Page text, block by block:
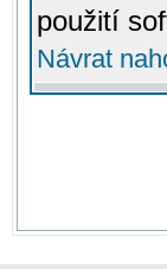
použití
Návrat